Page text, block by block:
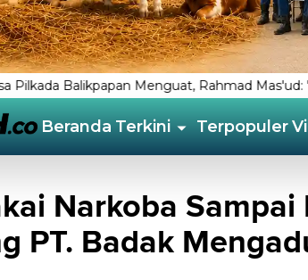
Mas'ud: "Cukup Suaminya yang
BerandaTerkini Terpopuler
Narkoba Sampai
PT. Badak